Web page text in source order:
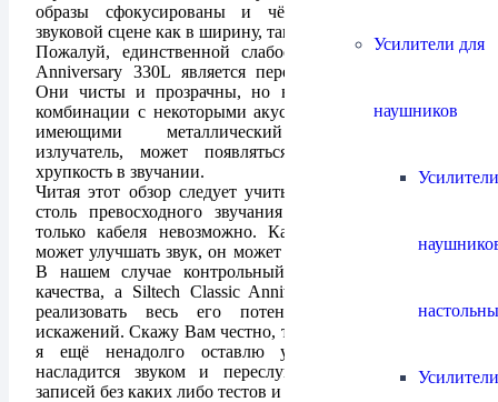
Усилители для
наушников
образы сфокусированы и чётко расположены на
звуковой сцене как в ширину, так и в глубину.
Пожалуй, единственной слабостью у Siltech Classic
Anniversary 330L является передача высоких частот.
Они чисты и прозрачны, но в ярких системах и в
комбинации с некоторыми акустическими системами,
имеющими металлический высокочастотный
излучатель, может появляться излишний звон и
хрупкость в звучании.
Читая этот обзор следует учитывать, что достижение
столь превосходного звучания при помощи одного
только кабеля невозможно. Кабель сам по себе не
может улучшать звук, он может его лишь не ухудшить.
В нашем случае контрольный тракт был высокого
качества, а Siltech Classic Anniversary 330L позволил
реализовать весь его потенциал без потерь и
искажений. Скажу Вам честно, тест окончен, но кабель
я ещё ненадолго оставлю у себя, чтоб просто
насладится звуком и переслушать всю коллекцию
записей без каких либо тестов и умозаключений.